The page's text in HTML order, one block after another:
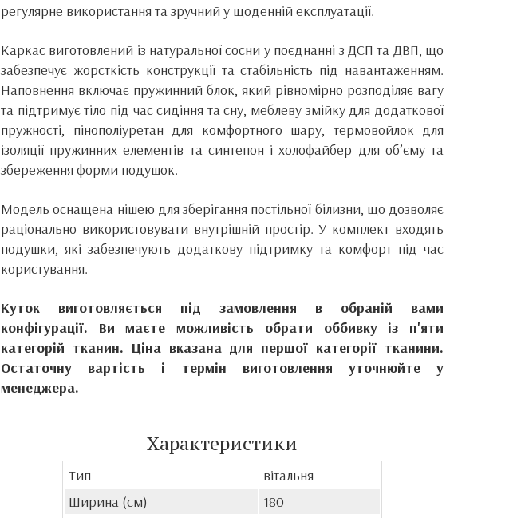
регулярне використання та зручний у щоденній експлуатації.
Каркас виготовлений із натуральної сосни у поєднанні з ДСП та ДВП, що
забезпечує жорсткість конструкції та стабільність під навантаженням.
Наповнення включає пружинний блок, який рівномірно розподіляє вагу
та підтримує тіло під час сидіння та сну, меблеву змійку для додаткової
пружності, пінополіуретан для комфортного шару, термовойлок для
ізоляції пружинних елементів та синтепон і холофайбер для об’єму та
збереження форми подушок.
Модель оснащена нішею для зберігання постільної білизни, що дозволяє
раціонально використовувати внутрішній простір. У комплект входять
подушки, які забезпечують додаткову підтримку та комфорт під час
користування.
Куток виготовляється під замовлення в обраній вами
конфігурації. Ви маєте можливість обрати оббивку із п'яти
категорій тканин. Ціна вказана для першої категорії тканини.
Остаточну вартість і термін виготовлення уточнюйте у
менеджера.
Характеристики
Тип
вітальня
Ширина (см)
180